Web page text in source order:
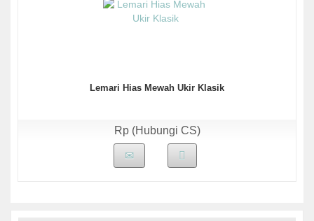
Lemari Hias Mewah Ukir Klasik
Rp (Hubungi CS)